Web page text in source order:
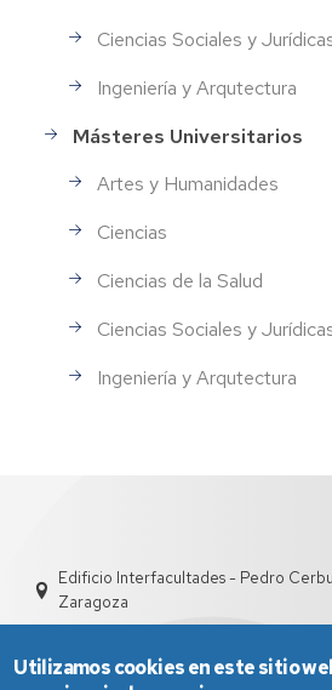
Ciencias Sociales y
Ingeniería y Arqutectura
Másteres Universitarios
Artes y Humanidades
Ciencias
Ciencias de la Salud
Ciencias Sociales y
Ingeniería y Arqutectura
Edificio Interfacultades - Pedro
Zaragoza
Utilizamos cookies en este sitio